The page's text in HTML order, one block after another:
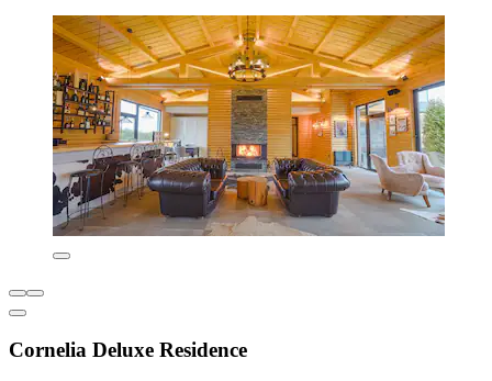
Cornelia Deluxe Residence